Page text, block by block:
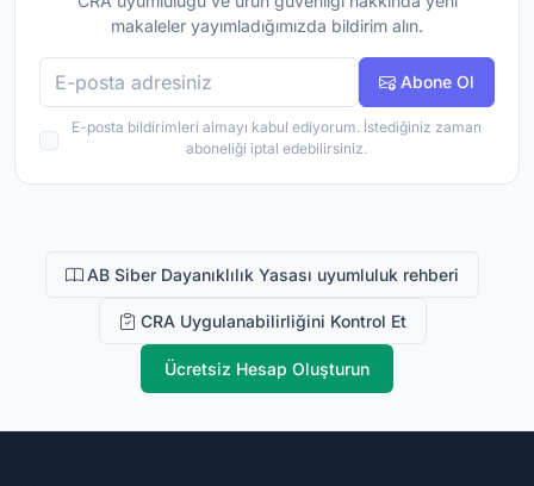
makaleler yayımladığımızda bildirim alın.
E-posta adresi Abone Ol
E-posta bildirimleri almayı kabul ediyorum. İstediğiniz zaman
aboneliği iptal edebilirsiniz.
AB Siber Dayanıklılık Yasası uyumluluk rehberi
CRA Uygulanabilirliğini Kontrol Et
Ücretsiz Hesap Oluşturun